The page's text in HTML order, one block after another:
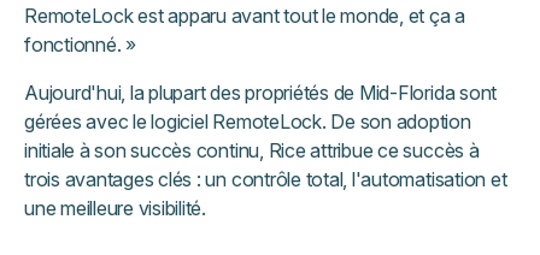
RemoteLock est apparu avant tout le monde, et ça a
fonctionné. »
Aujourd'hui, la plupart des propriétés de Mid-Florida sont
gérées avec le logiciel RemoteLock. De son adoption
initiale à son succès continu, Rice attribue ce succès à
trois avantages clés : un contrôle total, l'automatisation et
une meilleure visibilité.